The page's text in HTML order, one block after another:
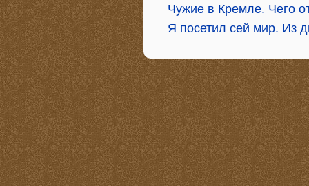
Чужие в Кремле. Чего
Я посетил сей мир. Из